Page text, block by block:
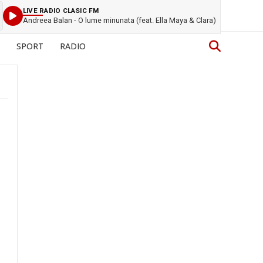
LIVE RADIO CLASIC FM
Andreea Balan - O lume minunata (feat. Ella Maya & Clara)
SPORT RADIO